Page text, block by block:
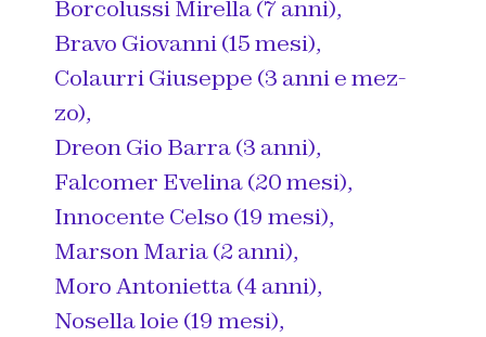
Bor­colussi Mirella (7 anni),
Bravo Giovanni (15 mesi),
Colaurri Giuseppe (3 anni e mez­
zo),
Dreon Gio Barra (3 anni),
Falcomer Evelina (20 mesi),
Innocente Celso (19 mesi),
Marson Maria (2 anni),
Moro Antonietta (4 anni),
Nosella loie (19 mesi),